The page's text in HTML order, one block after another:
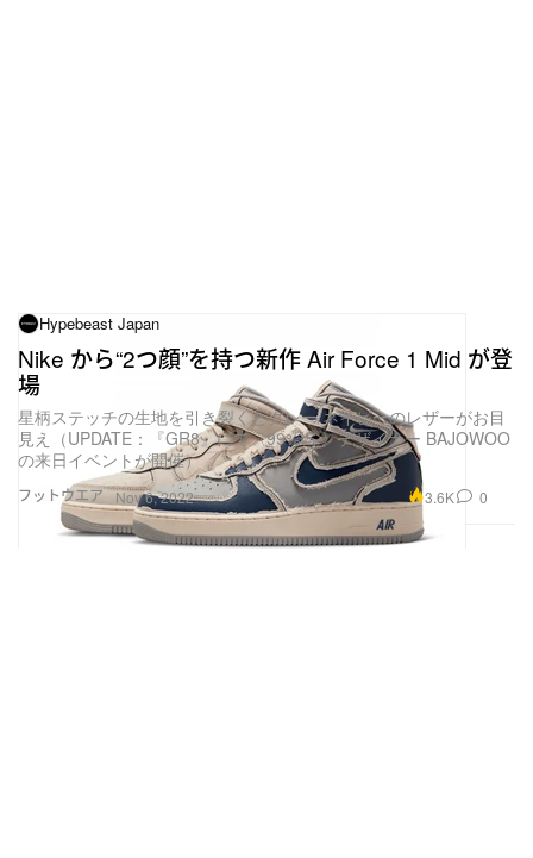
Hypebeast Japan
Nike から“2つ顔”を持つ新作 Air Force 1 Mid が登
場
星柄ステッチの生地を引き裂くとグレー/ネイビーのレザーがお目
見え（UPDATE：『GR8』にて〈99%IS-〉デザイナー BAJOWOO
の来日イベントが開催）
フットウエア Nov 6, 2022 3.6K 0